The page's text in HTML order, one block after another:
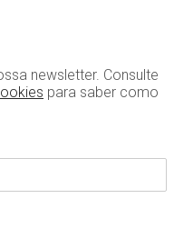
newsletter. Consulte
para saber como